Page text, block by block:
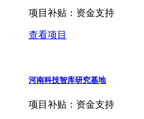
项目补贴： 资金支持
查看项目
河南科技智库研究基地
项目补贴： 资金支持